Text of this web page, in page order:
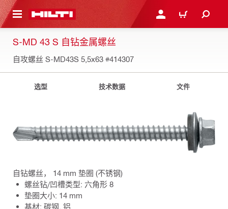
到主页 登录或注册购物车
S-MD 43 S 自钻金属螺丝
自攻螺丝 S-MD43S 5,5x63 #414307
选型 技术数据 文件
自钻螺丝， 14 mm 垫圈 (不锈钢)
螺丝钻/凹槽类型: 六角形 8
垫圈大小: 14 mm
基材: 碳钢, 铝